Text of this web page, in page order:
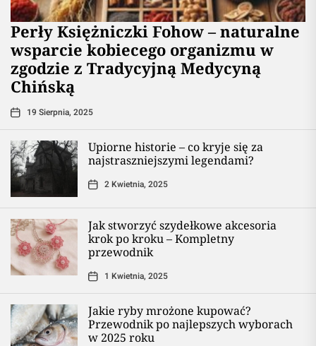
Perły Księżniczki Fohow – naturalne
wsparcie kobiecego organizmu w
zgodzie z Tradycyjną Medycyną
Chińską
19 Sierpnia, 2025
Upiorne historie – co kryje się za
najstraszniejszymi legendami?
2 Kwietnia, 2025
Jak stworzyć szydełkowe akcesoria
krok po kroku – Kompletny
przewodnik
1 Kwietnia, 2025
Jakie ryby mrożone kupować?
Przewodnik po najlepszych wyborach
w 2025 roku